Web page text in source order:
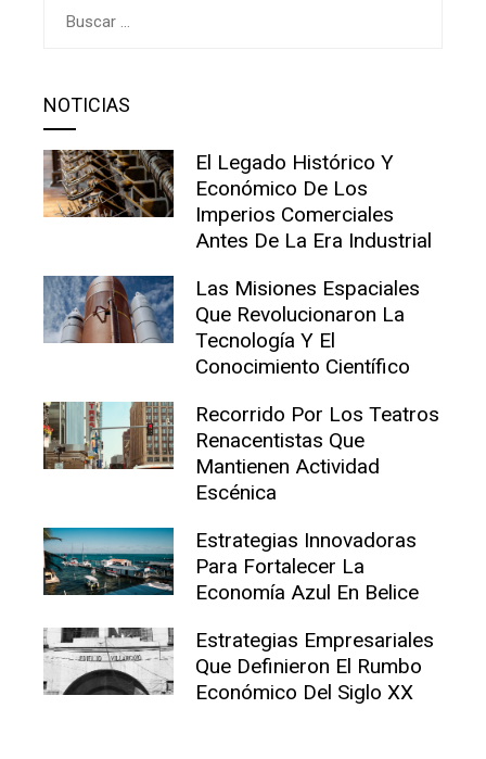
NOTICIAS
El Legado Histórico Y
Económico De Los
Imperios Comerciales
Antes De La Era Industrial
Las Misiones Espaciales
Que Revolucionaron La
Tecnología Y El
Conocimiento Científico
Recorrido Por Los Teatros
Renacentistas Que
Mantienen Actividad
Escénica
Estrategias Innovadoras
Para Fortalecer La
Economía Azul En Belice
Estrategias Empresariales
Que Definieron El Rumbo
Económico Del Siglo XX